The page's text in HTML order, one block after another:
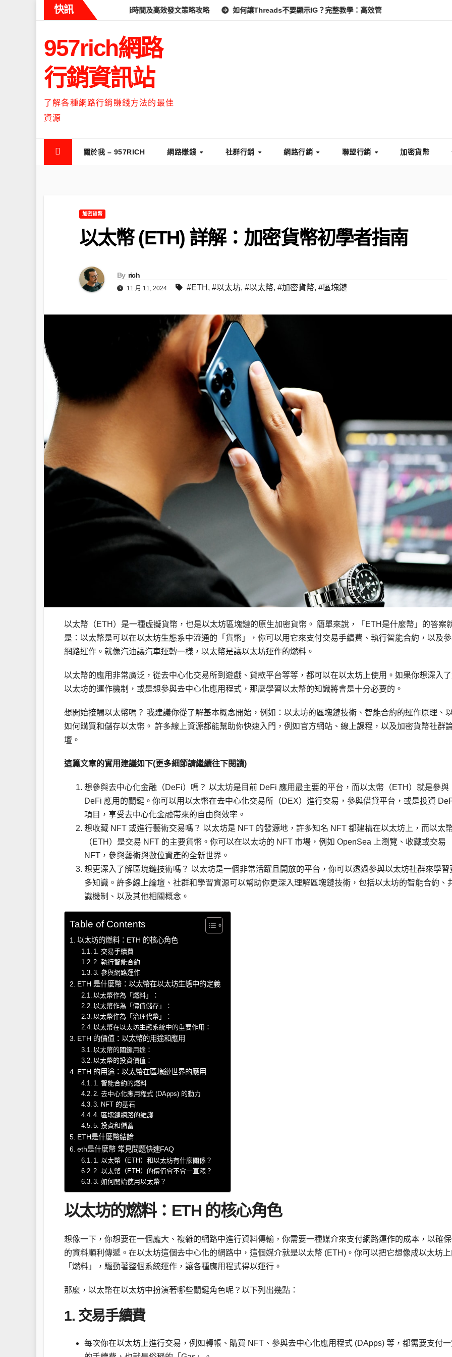
快訊
時候流量最高？流量高峰時間及高效發文策略攻略 如何讓Threads不要顯示IG？完整教學：高效管理你的線上隱私與數據安全
957rich網路
行銷資訊站
了解各種網路行銷賺錢方法的最佳
資源
關於我 – 957RICH 網路賺錢 社群行銷 網路行銷 聯盟行銷 加密貨幣
加密貨幣
以太幣 (ETH) 詳解：加密貨幣初學者指南
By rich
11 月 11, 2024 #ETH , #以太坊, #以太幣, #加密貨幣, #區塊鏈
以太幣（ETH）是一種虛擬貨幣，也是以太坊區塊鏈的原生加密貨幣。 簡單來說，「ETH是什麼幣」的答案
是：以太幣是可以在以太坊生態系中流通的「貨幣」，你可以用它來支付交易手續費、執行智能合約，以及
網路運作。就像汽油讓汽車運轉一樣，以太幣是讓以太坊運作的燃料。
以太幣的應用非常廣泛，從去中心化交易所到遊戲、貸款平台等等，都可以在以太坊上使用。如果你想深入
以太坊的運作機制，或是想參與去中心化應用程式，那麼學習以太幣的知識將會是十分必要的。
想開始接觸以太幣嗎？ 我建議你從了解基本概念開始，例如：以太坊的區塊鏈技術、智能合約的運作原理、
如何購買和儲存以太幣。 許多線上資源都能幫助你快速入門，例如官方網站、線上課程，以及加密貨幣社群
壇。
這篇文章的實用建議如下(更多細節請繼續往下閱讀)
想參與去中心化金融（DeFi）嗎？ 以太坊是目前 DeFi 應用最主要的平台，而以太幣（ETH）就是參與
DeFi 應用的關鍵。你可以用以太幣在去中心化交易所（DEX）進行交易，參與借貸平台，或是投資
項目，享受去中心化金融帶來的自由與效率。
想收藏 NFT 或進行藝術交易嗎？ 以太坊是 NFT 的發源地，許多知名 NFT 都建構在以太坊上，而以太
（ETH）是交易 NFT 的主要貨幣。你可以在以太坊的 NFT 市場，例如 OpenSea 上瀏覽、收藏或交易
NFT，參與藝術與數位資產的全新世界。
想更深入了解區塊鏈技術嗎？ 以太坊是一個非常活躍且開放的平台，你可以透過參與以太坊社群來學習
多知識。許多線上論壇、社群和學習資源可以幫助你更深入理解區塊鏈技術，包括以太坊的智能合約、
識機制、以及其他相關概念。
Table of Contents
以太坊的燃料：ETH 的核心角色
1. 交易手續費
2. 執行智能合約
3. 參與網路運作
ETH 是什麼幣：以太幣在以太坊生態中的定義
以太幣作為「燃料」：
以太幣作為「價值儲存」：
以太幣作為「治理代幣」：
以太幣在以太坊生態系統中的重要作用：
ETH 的價值：以太幣的用途和應用
以太幣的關鍵用途：
以太幣的投資價值：
ETH 的用途：以太幣在區塊鏈世界的應用
1. 智能合約的燃料
2. 去中心化應用程式 (DApps) 的動力
3. NFT 的基石
4. 區塊鏈網路的維護
5. 投資和儲蓄
ETH是什麼幣結論
eth是什麼幣 常見問題快速FAQ
1. 以太幣（ETH）和以太坊有什麼關係？
2. 以太幣（ETH）的價值會不會一直漲？
3. 如何開始使用以太幣？
以太坊的燃料：ETH 的核心角色
想像一下，你想要在一個龐大、複雜的網路中進行資料傳輸，你需要一種媒介來支付網路運作的成本，以確
的資料順利傳遞。在以太坊這個去中心化的網路中，這個媒介就是以太幣 (ETH)。你可以把它想像成以太坊上
「燃料」，驅動著整個系統運作，讓各種應用程式得以運行。
那麼，以太幣在以太坊中扮演著哪些關鍵角色呢？以下列出幾點：
1. 交易手續費
每次你在以太坊上進行交易，例如轉帳、購買 NFT、參與去中心化應用程式 (DApps) 等，都需要支付一